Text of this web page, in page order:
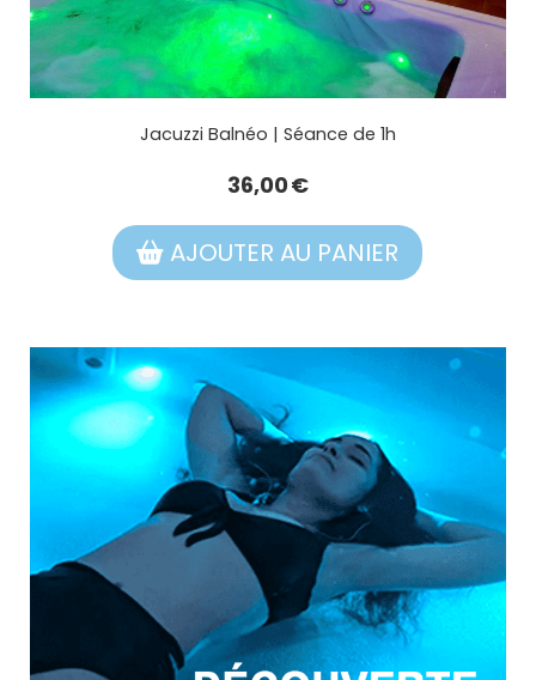
Jacuzzi Balnéo | Séance de 1h
36,00€
AJOUTER AU PANIER